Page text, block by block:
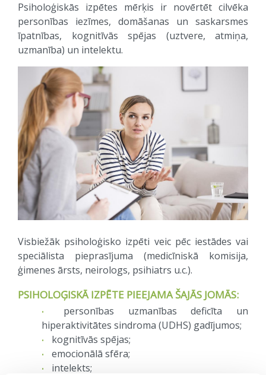
Psiholoģiskās izpētes mērķis ir novērtēt cilvēka
personības iezīmes, domāšanas un saskarsmes
īpatnības, kognitīvās spējas (uztvere, atmiņa,
uzmanība) un intelektu.
Visbiežāk psiholoģisko izpēti veic pēc iestādes vai
speciālista pieprasījuma (medicīniskā komisija,
ģimenes ārsts, neirologs, psihiatrs u.c.).
PSIHOLOĢISKĀ IZPĒTE PIEEJAMA ŠAJĀS JOMĀS:
personības uzmanības deficīta un
hiperaktivitātes sindroma (UDHS) gadījumos;
kognitīvās spējas;
emocionālā sfēra;
intelekts;